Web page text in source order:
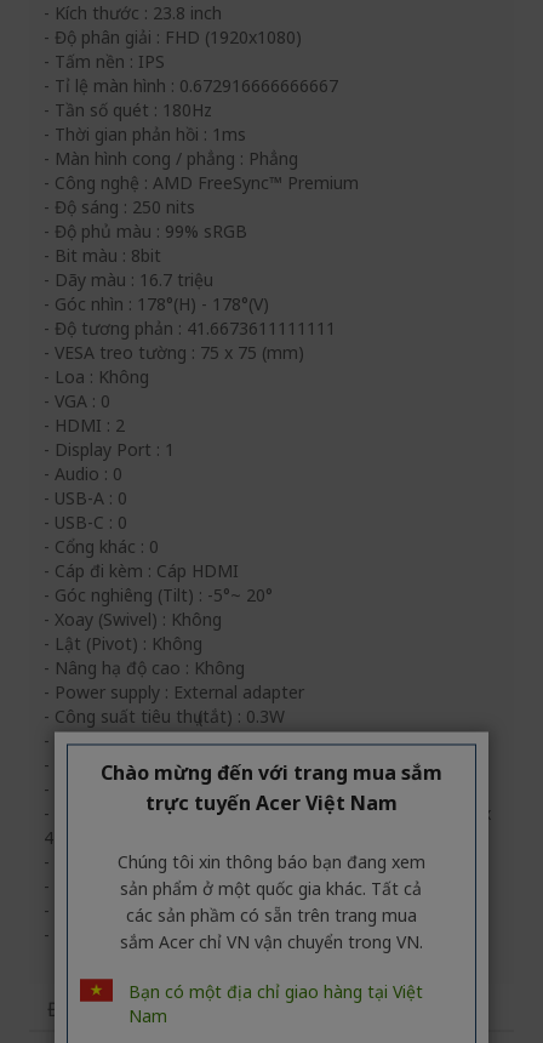
- Kích thước : 23.8 inch
- Độ phân giải : FHD (1920x1080)
- Tấm nền : IPS
- Tỉ lệ màn hình : 0.672916666666667
- Tần số quét : 180Hz
- Thời gian phản hồi : 1ms
- Màn hình cong / phẳng : Phẳng
- Công nghệ : AMD FreeSync™ Premium
- Độ sáng : 250 nits
- Độ phủ màu : 99% sRGB
- Bit màu : 8bit
- Dãy màu : 16.7 triệu
- Góc nhìn : 178°(H) - 178°(V)
- Độ tương phản : 41.6673611111111
- VESA treo tường : 75 x 75 (mm)
- Loa : Không
- VGA : 0
- HDMI : 2
- Display Port : 1
- Audio : 0
- USB-A : 0
- USB-C : 0
- Cổng khác : 0
- Cáp đi kèm : Cáp HDMI
- Góc nghiêng (Tilt) : -5°~ 20°
- Xoay (Swivel) : Không
- Lật (Pivot) : Không
- Nâng hạ độ cao : Không
- Power supply : External adapter
- Công suất tiêu thụ (tắt) : 0.3W
- Công suất tiêu thụ (sleep) : 0.5W
- Công suất tiêu thụ (bật) : 32W
- Màu sắc : Đen
- Kích thước có chân đế: ngang x cao x dầy (cm) : 54.24 x
41.23 x 17.5
- Trọng lượng có chân đế (kg) : 2.7
- Kích thước Không chân đế: ngang x cao x dầy (cm) : -
- Trọng lượng Không chân đế (kg) : 2.5
- Bảo hành : 3 năm 3S1
Đánh giá
Chào mừng đến với trang mua sắm
trực tuyến Acer Việt Nam
Chúng tôi xin thông báo bạn đang xem
sản phẩm ở một quốc gia khác. Tất cả
các sản phầm có sẵn trên trang mua
sắm Acer chỉ VN vận chuyển trong VN.
Bạn có một địa chỉ giao hàng tại Việt
Nam